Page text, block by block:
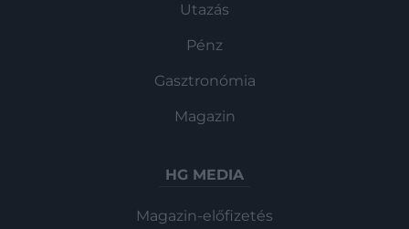
Utazás
Pénz
Gasztronómia
Magazin
HG MEDIA
Magazin-előfizetés